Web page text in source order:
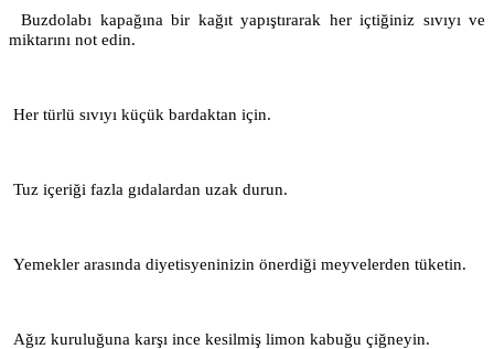
Buzdolabı kapağına bir kağıt yapıştırarak her içtiğiniz sıvıyı ve
miktarını not edin.
Her türlü sıvıyı küçük bardaktan için.
Tuz içeriği fazla gıdalardan uzak durun.
Yemekler arasında diyetisyeninizin önerdiği meyvelerden tüketin.
Ağız kuruluğuna karşı ince kesilmiş limon kabuğu çiğneyin.